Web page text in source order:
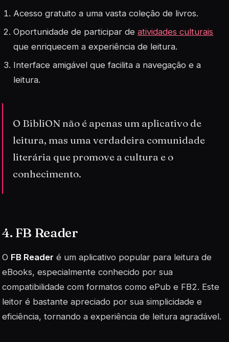
Acesso gratuito a uma vasta coleção de livros.
Oportunidade de participar deatividades culturais
que enriquecem a experiência de leitura.
Interface amigável que facilita a navegação e a
leitura.
O BibliON não é apenas um aplicativo de
leitura, mas uma verdadeira comunidade
literária que promove a cultura e o
conhecimento.
4. FB Reader
O FB Reader é um aplicativo popular para leitura de
eBooks, especialmente conhecido por sua
compatibilidade com formatos como ePub e FB2. Este
leitor é bastante apreciado por sua simplicidade e
eficiência, tornando a experiência de leitura agradável.